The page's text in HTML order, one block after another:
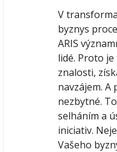
V
byznys
ARIS
lidé. Proto
znalosti,
navzájem.
nezbytné.
selháním a
iniciativ.
Vašeho